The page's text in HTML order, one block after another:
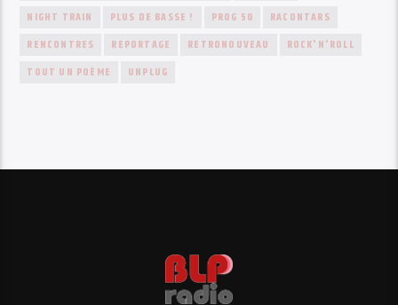
NIGHT TRAIN
PLUS DE BASSE ! PROG 50
RACONTARS
RENCONTRES
REPORTAGE RETRONOUVEAU
ROCK'N'ROLL
TOUT UN POÈME
UNPLUG